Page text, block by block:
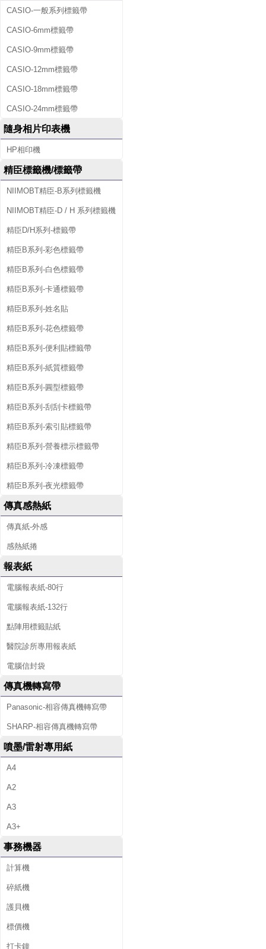
CASIO-一般系列標籤帶
CASIO-6mm標籤帶
CASIO-9mm標籤帶
CASIO-12mm標籤帶
CASIO-18mm標籤帶
CASIO-24mm標籤帶
隨身相片印表機
HP相印機
精臣標籤機/標籤帶
NIIMOBT精臣-B系列標籤機
NIIMOBT精臣-D / H 系列標籤機
精臣D/H系列-標籤帶
精臣B系列-彩色標籤帶
精臣B系列-白色標籤帶
精臣B系列-卡通標籤帶
精臣B系列-姓名貼
精臣B系列-花色標籤帶
精臣B系列-便利貼標籤帶
精臣B系列-紙質標籤帶
精臣B系列-圓型標籤帶
精臣B系列-刮刮卡標籤帶
精臣B系列-索引貼標籤帶
精臣B系列-營養標示標籤帶
精臣B系列-冷凍標籤帶
精臣B系列-夜光標籤帶
傳真感熱紙
傳真紙-外感
感熱紙捲
報表紙
電腦報表紙-80行
電腦報表紙-132行
點陣用標籤貼紙
醫院診所專用報表紙
電腦信封袋
傳真機轉寫帶
Panasonic-相容傳真機轉寫帶
SHARP-相容傳真機轉寫帶
噴墨/雷射專用紙
A4
A2
A3
A3+
事務機器
計算機
碎紙機
護貝機
標價機
打卡鐘